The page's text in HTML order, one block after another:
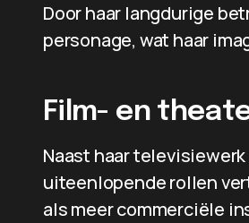
Door haar langdurige
personage, wat haar
Film- en
Naast haar
uiteenlopende rollen
als meer commerciële